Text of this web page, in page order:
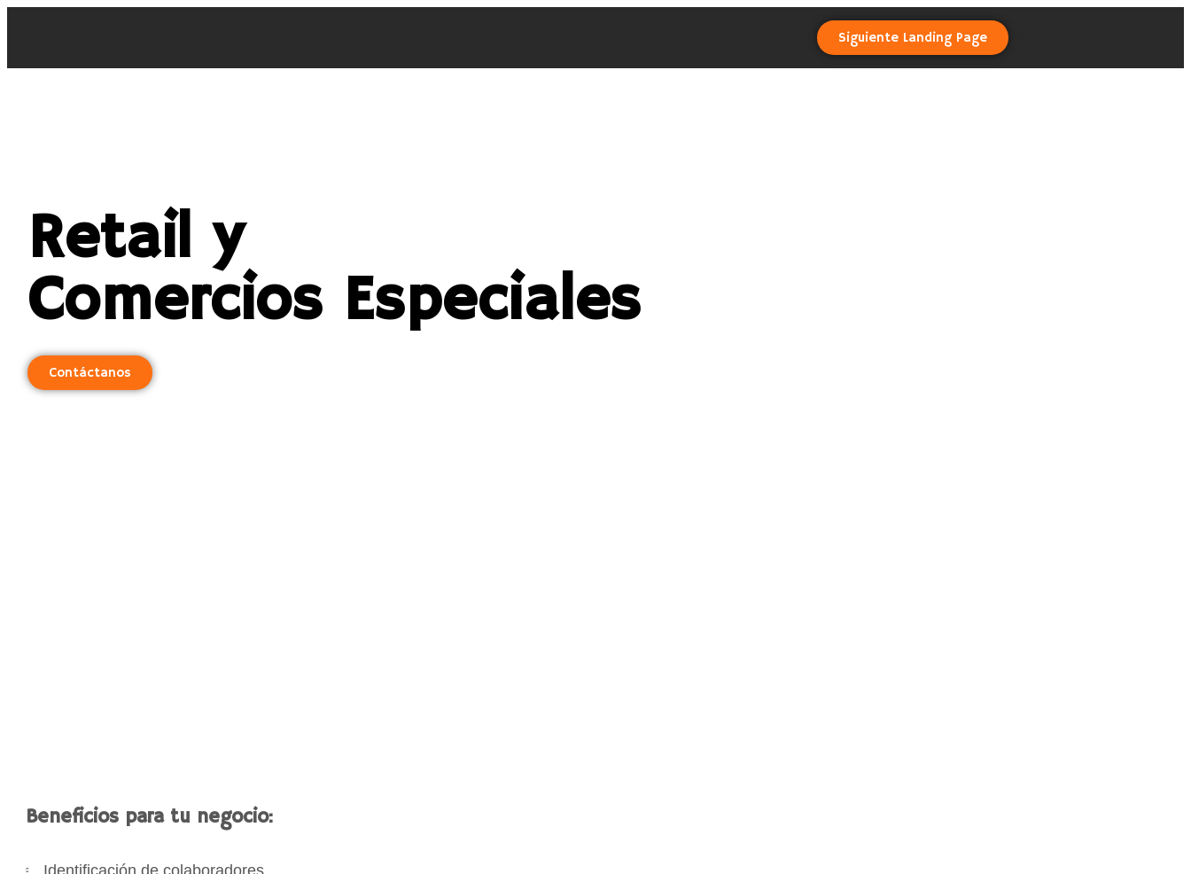
Siguiente Landing Page
Retail y
Comercios Especiales
Contáctanos
Beneficios para tu negocio: